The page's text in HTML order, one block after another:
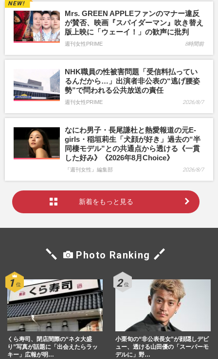
Mrs. GREEN APPLEファンのマナー違反
が賛否、映画『スパイダーマン』吹き替え
版上映に「ウェーイ！」の歓声に批判
週刊女性PRIME 8時間前
NHK職員の性被害問題「受信料払ってい
るんだから…」出演者非公表の“逃げ腰姿
勢”で問われる公共放送の責任
週刊女性PRIME 2026/8/7
なにわ男子・長尾謙杜と熱愛報道の元E-
girls・稲垣莉生「犬顔が好き」過去の“半
同棲モデル”との共通点から透ける《一貫
した好み》《2026年8月Choice》
『週刊女性』編集部 2026/8/7
新着をもっと見る
Photo Ranking
くら寿司、閉店間際の“ネタ大盛
り”写真が話題に「出会えたらラッ
キー」広報が明…
小栗旬の“非公表長女”が顔隠しデビ
ュー、透ける山田優の「スーパーモ
デルに」野…